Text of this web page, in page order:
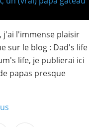
j'ai l'immense plaisir
sur le blog : Dad's life
life, je publierai ici
papas presque